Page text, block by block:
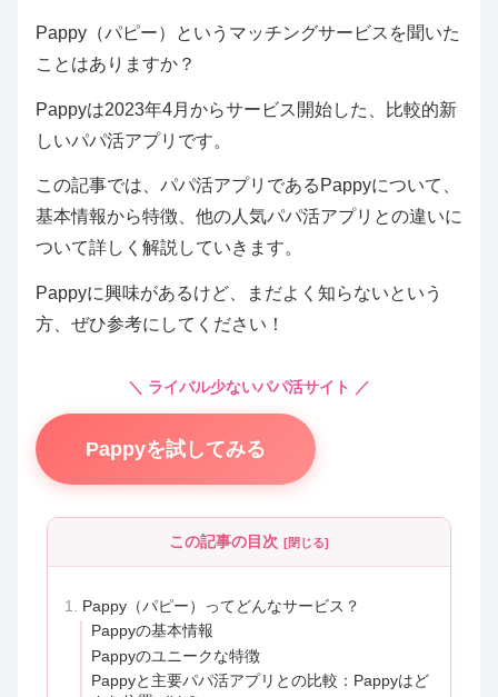
Pappy（パピー）というマッチングサービスを聞いた
ことはありますか？
Pappyは2023年4月からサービス開始した、比較的新
しいパパ活アプリです。
この記事では、パパ活アプリであるPappyについて、
基本情報から特徴、他の人気パパ活アプリとの違いに
ついて詳しく解説していきます。
Pappyに興味があるけど、まだよく知らないという
方、ぜひ参考にしてください！
＼ ライバル少ないパパ活サイト ／
Pappyを試してみる
この記事の目次
Pappy（パピー）ってどんなサービス？
Pappyの基本情報
Pappyのユニークな特徴
Pappyと主要パパ活アプリとの比較：Pappyはど